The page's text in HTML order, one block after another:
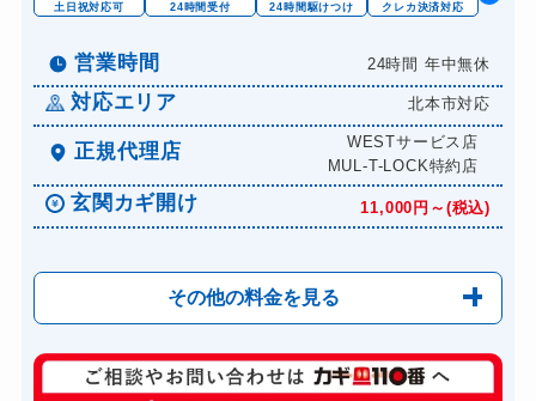
土日祝対応可 24時間受付 24時間駆けつけ クレカ決済対応
営業時間 24時間 年中無休
対応エリア 北本市対応
正規代理店
WESTサービス店
MUL-T-LOCK特約店
玄関カギ開け 11,000円～(税込)
その他の料金を見る
玄関カギ修理 6,600円～(税込)